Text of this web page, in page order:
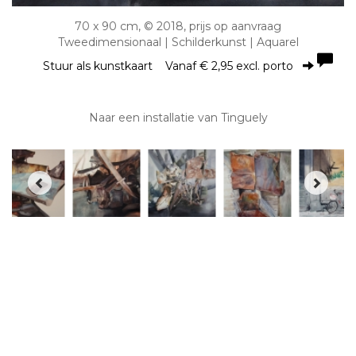
70 x 90 cm, © 2018, prijs op aanvraag
Tweedimensionaal | Schilderkunst | Aquarel
Stuur als kunstkaart Vanaf € 2,95 excl. porto
Naar een installatie van Tinguely